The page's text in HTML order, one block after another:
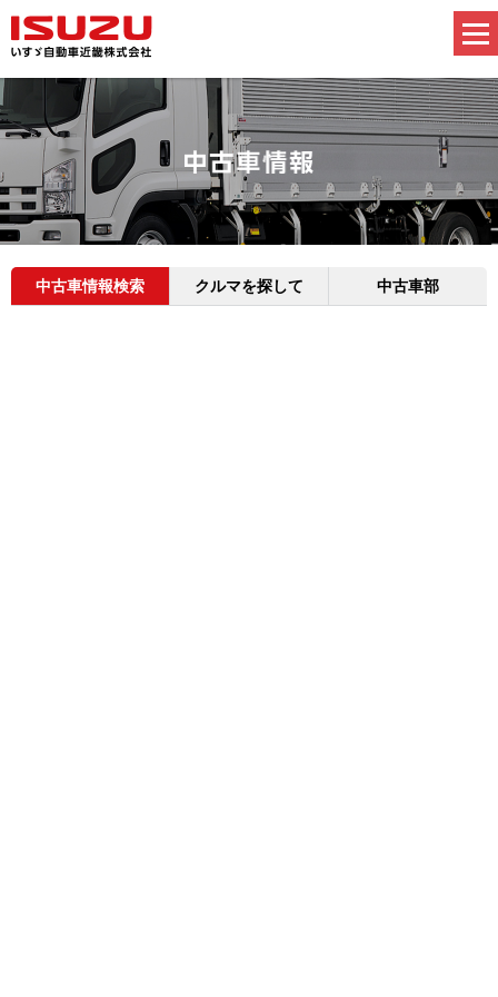
中古車情報検索 クルマを探して 中古車部